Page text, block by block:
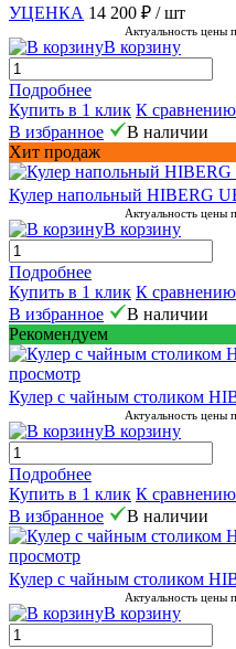
УЦЕНКА 14 200 ₽ / шт
Актуальность цены
В корзину
Подробнее
Купить в 1 клик К сравнению
В избранное
В наличии
Хит продаж
Кулер напольный HIBERG
Актуальность цены
В корзину
Подробнее
Купить в 1 клик К сравнению
В избранное
В наличии
Рекомендуем
просмотр
Кулер с чайным столиком
Актуальность цены
В корзину
Подробнее
Купить в 1 клик К сравнению
В избранное
В наличии
просмотр
Кулер с чайным столиком
Актуальность цены
В корзину